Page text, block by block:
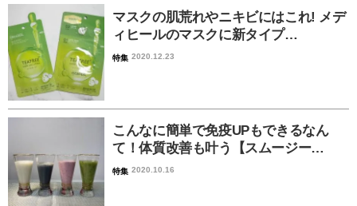
マスクの肌荒れやニキビにはこれ! メデ
ィヒールのマスクに新タイプ…
特集 2020.12.23
こんなに簡単で免疫UPもできるなん
て！体質改善も叶う【スムージー…
特集 2020.10.16